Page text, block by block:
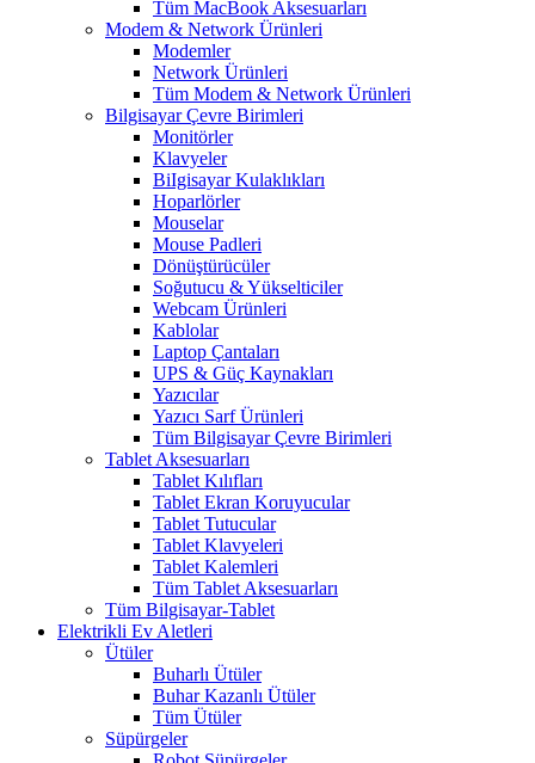
Tüm MacBook Aksesuarları
Modem & Network Ürünleri
Modemler
Network Ürünleri
Tüm Modem & Network Ürünleri
Bilgisayar Çevre Birimleri
Monitörler
Klavyeler
BiIgisayar Kulaklıkları
Hoparlörler
Mouselar
Mouse Padleri
Dönüştürücüler
Soğutucu & Yükselticiler
Webcam Ürünleri
Kablolar
Laptop Çantaları
UPS & Güç Kaynakları
Yazıcılar
Yazıcı Sarf Ürünleri
Tüm Bilgisayar Çevre Birimleri
Tablet Aksesuarları
Tablet Kılıfları
Tablet Ekran Koruyucular
Tablet Tutucular
Tablet Klavyeleri
Tablet Kalemleri
Tüm Tablet Aksesuarları
Tüm Bilgisayar-Tablet
Elektrikli Ev Aletleri
Ütüler
Buharlı Ütüler
Buhar Kazanlı Ütüler
Tüm Ütüler
Süpürgeler